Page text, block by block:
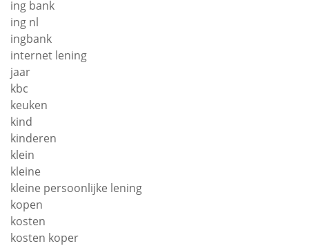
ing bank
ing nl
ingbank
internet lening
jaar
kbc
keuken
kind
kinderen
klein
kleine
kleine persoonlijke lening
kopen
kosten
kosten koper